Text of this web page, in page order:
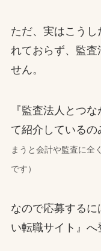
ただ、実はこうし
れておらず、監査
せん。
『監査法人とつ
て紹介しているの
まうと会計や監査に全
です）
なので応募する
い転職サイト』へ